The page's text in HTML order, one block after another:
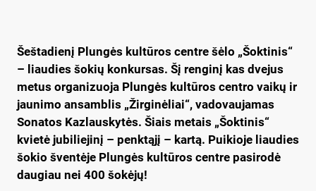
Šeštadienį Plungės kultūros centre šėlo „Šoktinis“
– liaudies šokių konkursas. Šį renginį kas dvejus
metus organizuoja Plungės kultūros centro vaikų ir
jaunimo ansamblis „Žirginėliai“, vadovaujamas
Sonatos Kazlauskytės. Šiais metais „Šoktinis“
kvietė jubiliejinį – penktąjį – kartą. Puikioje liaudies
šokio šventėje Plungės kultūros centre pasirodė
daugiau nei 400 šokėjų!